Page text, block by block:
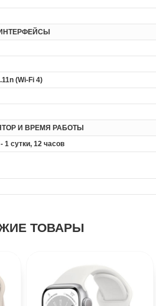
(Wi-Fi 4)
И ВРЕМЯ РАБОТЫ
1 сутки, 12 часов
ТОВАРЫ